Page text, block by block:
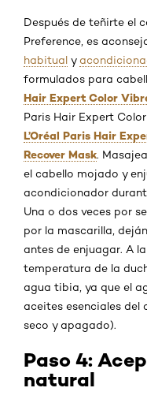
Después de teñirte el
Preference, es
habitual y
formulados para
Hair Expert Color
Paris Hair Expert
L’Oréal Paris Hair
Recover Mask.
el cabello mojado y
acondicionador
Una o dos veces por
por la mascarilla,
antes de enjuagar. A
temperatura de la
agua tibia, ya que el
aceites esenciales del
seco y apagado).
Paso 4:
natural